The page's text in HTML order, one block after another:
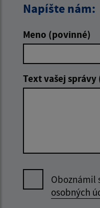
Napíšte nám:
Meno (povinné)
Text vašej
Oboznámil
osobných